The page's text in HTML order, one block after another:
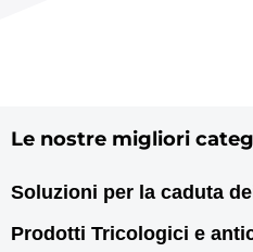
Le nostre migliori
Soluzioni per la caduta
Infoltimento capelli
Prodotti Tricologici e